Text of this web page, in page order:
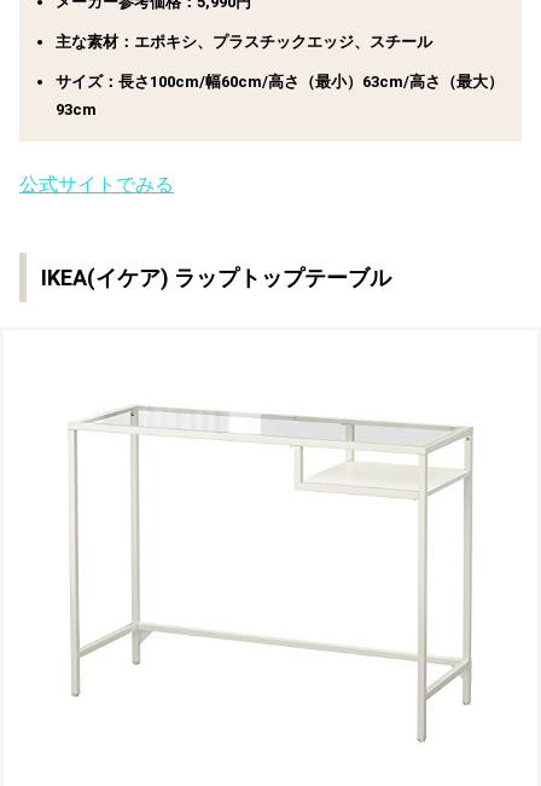
主な素材：‎エポキシ、プラスチックエッジ、スチール
サイズ：長さ100cm/幅60cm/高さ（最小）63cm/高さ（最大）
93cm
公式サイトでみる
IKEA(イケア) ラップトップテーブル